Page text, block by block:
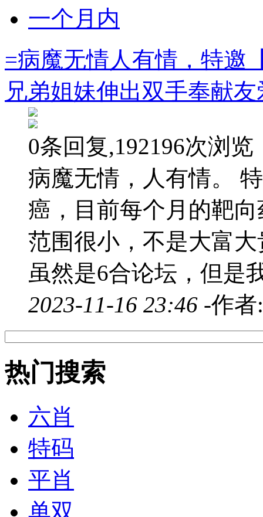
一个月内
=病魔无情人有情，特邀
兄弟姐妹伸出双手奉献
0条回复,192196次浏览
病魔无情，人有情。
癌，目前每个月的靶
范围很小，不是大富
虽然是6合论坛，但是
2023-11-16 23:46 -作
热门搜索
六肖
特码
平肖
单双